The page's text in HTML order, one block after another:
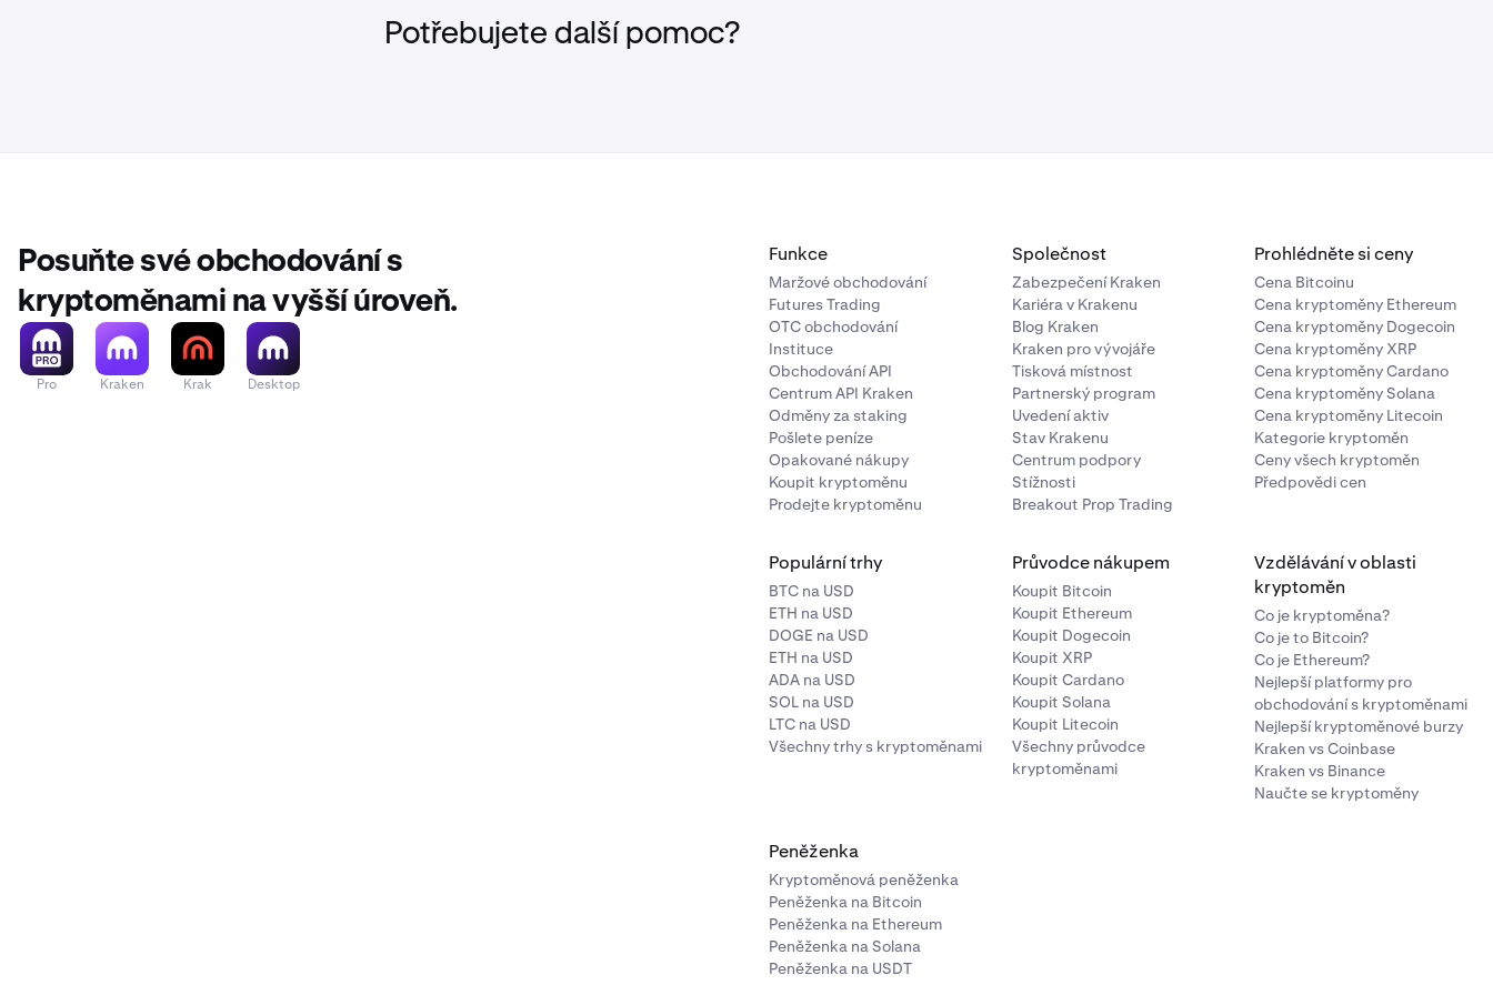
naleznete vvýběrech ACH
Potřebujete další pomoc?
Posuňte své obchodování s
kryptoměnami na vyšší úroveň.
Pro Kraken Krak Desktop
Funkce
Maržové obchodování
Futures Trading
OTC obchodování
Instituce
Obchodování API
Centrum API Kraken
Odměny za staking
Pošlete peníze
Opakované nákupy
Koupit kryptoměnu
Prodejte kryptoměnu
Společnost
Zabezpečení Kraken
Kariéra v Krakenu
Blog Kraken
Kraken pro vývojáře
Tisková místnost
Partnerský program
Uvedení aktiv
Stav Krakenu
Centrum podpory
Stížnosti
Breakout Prop Trading
Prohlédněte si ceny
Cena Bitcoinu
Cena kryptoměny Ethereum
Cena kryptoměny Dogecoin
Cena kryptoměny XRP
Cena kryptoměny Cardano
Cena kryptoměny Solana
Cena kryptoměny Litecoin
Kategorie kryptoměn
Ceny všech kryptoměn
Předpovědi cen
Populární trhy
BTC na USD
ETH na USD
DOGE na USD
ETH na USD
ADA na USD
SOL na USD
LTC na USD
Všechny trhy s kryptoměnami
Průvodce nákupem
Koupit Bitcoin
Koupit Ethereum
Koupit Dogecoin
Koupit XRP
Koupit Cardano
Koupit Solana
Koupit Litecoin
Všechny průvodce
kryptoměnami
Vzdělávání v oblasti
kryptoměn
Co je kryptoměna?
Co je to Bitcoin?
Co je Ethereum?
Nejlepší platformy pro
obchodování s kryptoměnami
Nejlepší kryptoměnové burzy
Kraken vs Coinbase
Kraken vs Binance
Naučte se kryptoměny
Peněženka
Kryptoměnová peněženka
Peněženka na Bitcoin
Peněženka na Ethereum
Peněženka na Solana
Peněženka na USDT